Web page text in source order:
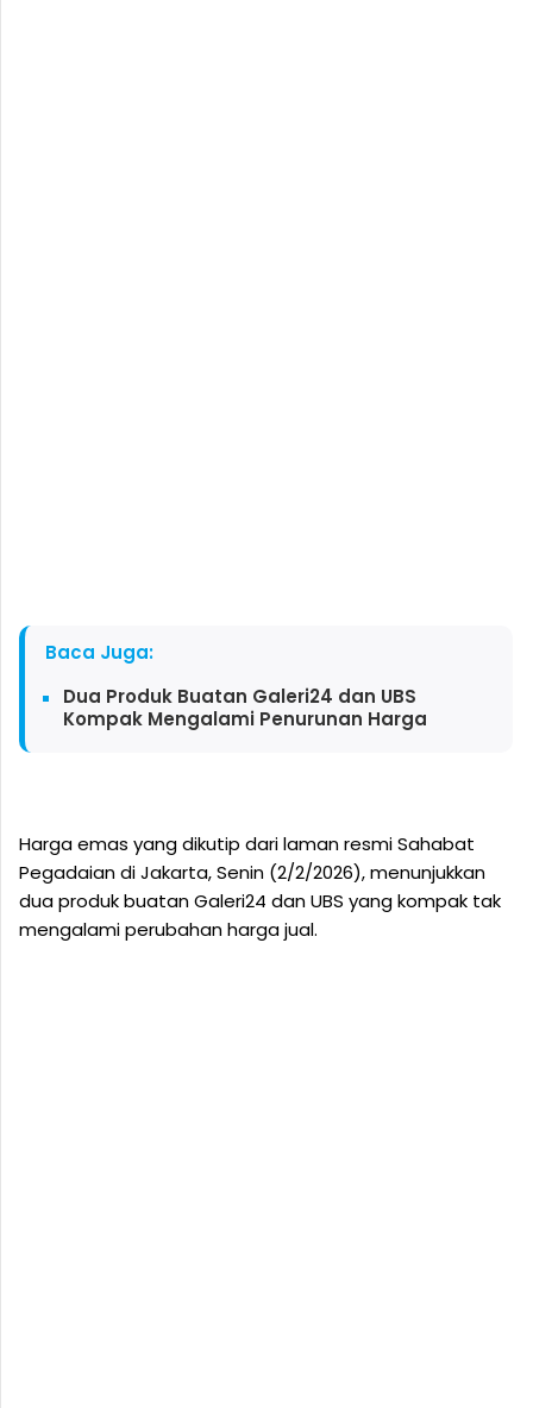
Baca Juga:
Dua Produk Buatan Galeri24 dan UBS
Kompak Mengalami Penurunan Harga
Harga emas yang dikutip dari laman resmi Sahabat
Pegadaian di Jakarta, Senin (2/2/2026), menunjukkan
dua produk buatan Galeri24 dan UBS yang kompak tak
mengalami perubahan harga jual.‎